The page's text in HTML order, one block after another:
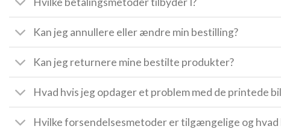
Kan jeg annullere eller ændre min bestilling?
Kan jeg returnere mine bestilte produkter?
Hvad hvis jeg opdager et problem med de printede
Hvilke forsendelsesmetoder er tilgængelige og hvad